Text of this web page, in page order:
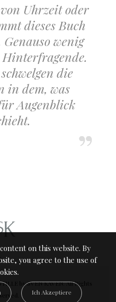
Uhrzeit oder
dieses Buch
wenig
die
in dem, was
Augenblick
STILLE
by SVEN KAVEN. All Rights
on this website. By
you agree to the use of
Ich Akzeptiere